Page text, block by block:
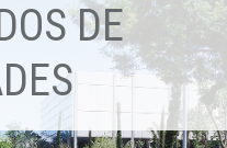
DE